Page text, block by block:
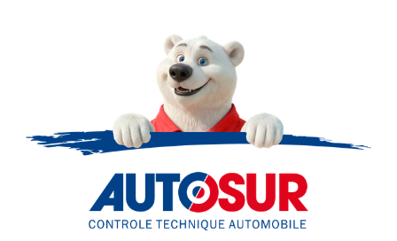
roues, quad, voiturette, voiture sans permis)
• le pré-contrôle contrôle technique ou contrôle technique
N’attendez plus pour votre sécurité et faire vérifier votre
véhicule : Prenez RDV dans votrecentre de contrôle
technique.
A très bientôt chez
*Prestation à vérifier auprès du centre